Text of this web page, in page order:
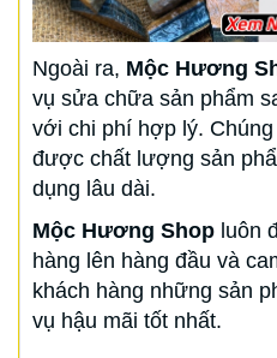
Ngoài ra, Mộc Hương
vụ sửa chữa sản phẩm
với chi phí hợp lý.
được chất lượng sản
dụng lâu dài.
Mộc Hương Shop luôn
hàng lên hàng đầu và
khách hàng những sản
vụ hậu mãi tốt nhất.